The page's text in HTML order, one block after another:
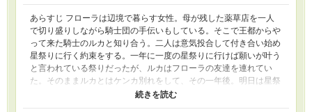
あらすじ フローラは辺境で暮らす女性。母が残した薬草店を一人
で切り盛りしながら騎士団の手伝いもしている。そこで王都からや
って来た騎士のルカと知り合う。二人は意気投合して付き合い始め
星祭りに行く約束をする。一年に一度の星祭りに行けば願いが叶う
と言われている祭りだったが、ルカはフローラの友達を連れてい
た。そのままルカとはケンカ別れをして、その一年後。明日は星祭
りと言う日、辺境ルクラにルカガやって来る。 ほんの少し七夕に
合わせて星に願いを♡本編は全くの私的妄想作品です。